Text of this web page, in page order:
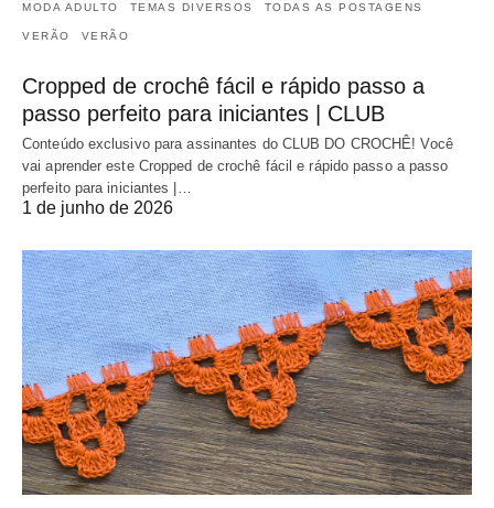
MODA ADULTO TEMAS DIVERSOS TODAS AS POSTAGENS
VERÃO VERÃO
Cropped de crochê fácil e rápido passo a
passo perfeito para iniciantes | CLUB
Conteúdo exclusivo para assinantes do CLUB DO CROCHÊ! Você
vai aprender este Cropped de crochê fácil e rápido passo a passo
perfeito para iniciantes |…
1 de junho de 2026